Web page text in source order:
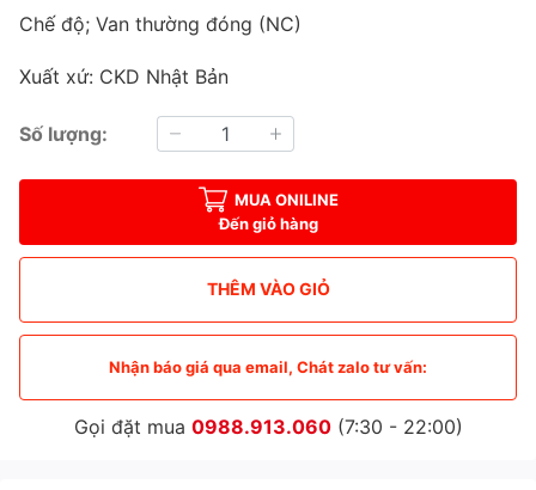
Chế độ; Van thường đóng (NC)
Xuất xứ: CKD Nhật Bản
Số lượng:
MUA ONILINE
Đến giỏ hàng
THÊM VÀO GIỎ
Nhận báo giá qua email, Chát zalo tư vấn:
Gọi đặt mua 0988.913.060(7:30 - 22:00)